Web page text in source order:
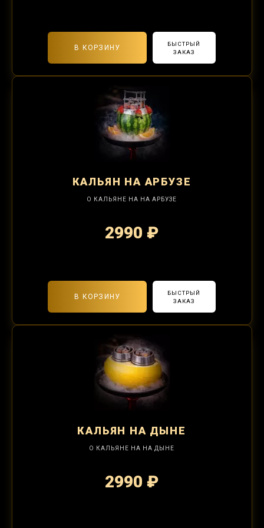
В КОРЗИНУ
БЫСТРЫЙ
ЗАКАЗ
КАЛЬЯН НА АРБУЗЕ
О КАЛЬЯНЕ НА НА АРБУЗЕ
2990 ₽
В КОРЗИНУ
БЫСТРЫЙ
ЗАКАЗ
КАЛЬЯН НА ДЫНЕ
О КАЛЬЯНЕ НА НА ДЫНЕ
2990 ₽